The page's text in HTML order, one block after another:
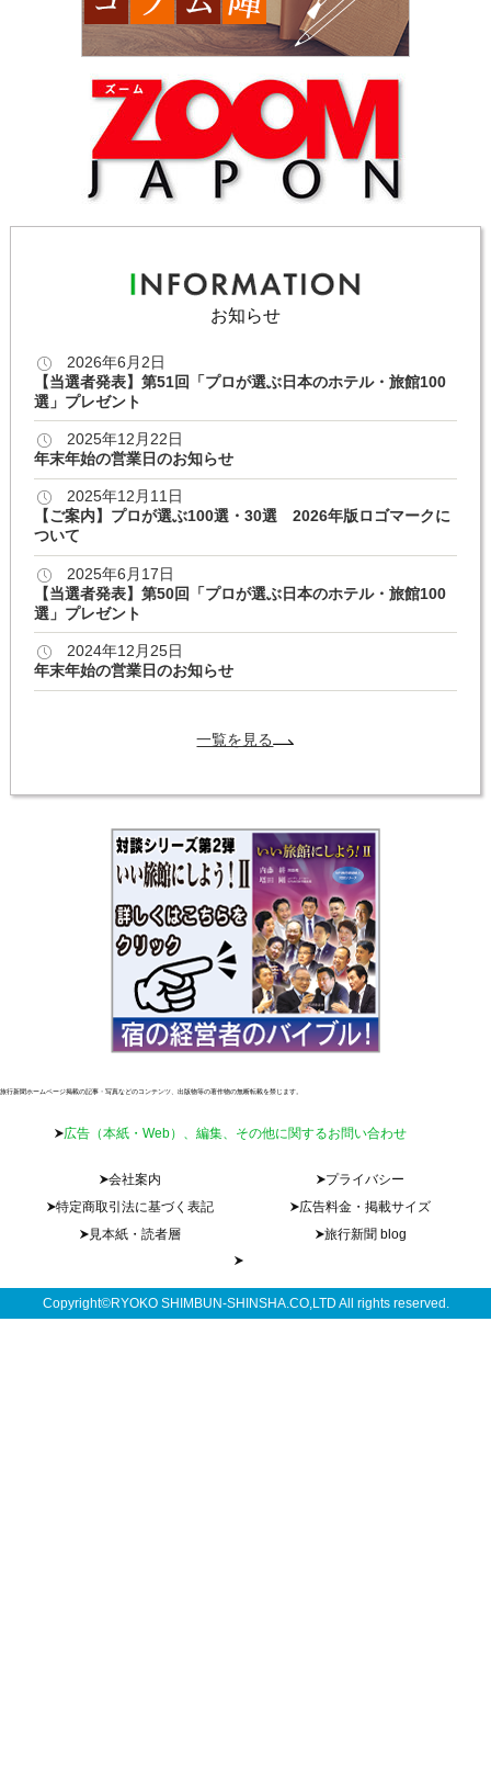
お知らせ
2026年6月2日
【当選者発表】第51回「プロが選ぶ日本のホテル・旅館100
選」プレゼント
2025年12月22日
年末年始の営業日のお知らせ
2025年12月11日
【ご案内】プロが選ぶ100選・30選 2026年版ロゴマークに
ついて
2025年6月17日
【当選者発表】第50回「プロが選ぶ日本のホテル・旅館100
選」プレゼント
2024年12月25日
年末年始の営業日のお知らせ
一覧を見る
旅行新聞ホームページ掲載の記事・写真などのコンテンツ、出版物等の著作物の無断転載を禁じます。
広告（本紙・Web）、編集、その他に関するお問い合わせ
会社案内
プライバシー
特定商取引法に基づく表記
広告料金・掲載サイズ
見本紙・読者層
旅行新聞 blog
Copyright©RYOKO SHIMBUN-SHINSHA.CO,LTD All rights reserved.